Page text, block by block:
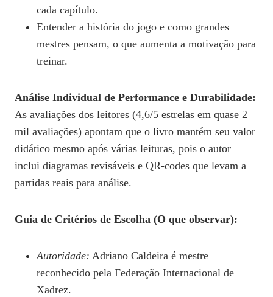
cada capítulo.
Entender a história do jogo e como grandes
mestres pensam, o que aumenta a motivação para
treinar.
Análise Individual de Performance e Durabilidade:
As avaliações dos leitores (4,6/5 estrelas em quase 2
mil avaliações) apontam que o livro mantém seu valor
didático mesmo após várias leituras, pois o autor
inclui diagramas revisáveis e QR‑codes que levam a
partidas reais para análise.
Guia de Critérios de Escolha (O que observar):
Autoridade: Adriano Caldeira é mestre
reconhecido pela Federação Internacional de
Xadrez.